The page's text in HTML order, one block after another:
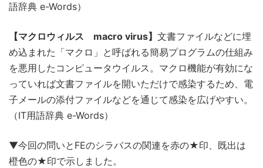
語辞典 e-Words）
【マクロウィルス macro virus】 文書ファイルなどに埋
め込まれた「マクロ」と呼ばれる簡易プログラムの仕組み
を悪用したコンピュータウイルス。マクロ機能が有効にな
っていれば文書ファイルを開いただけで感染するため、電
子メールの添付ファイルなどを通じて感染を広げやすい。
（IT用語辞典 e-Words）
▼今回の問いとFEのシラバスの関連を赤の★印、既出は
橙色の★印で示しました。